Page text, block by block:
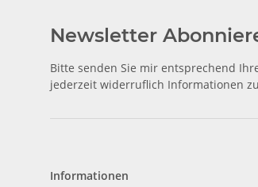
Newsletter
Bitte senden Sie mir entsprechend
jederzeit widerruflich Informationen
Informationen